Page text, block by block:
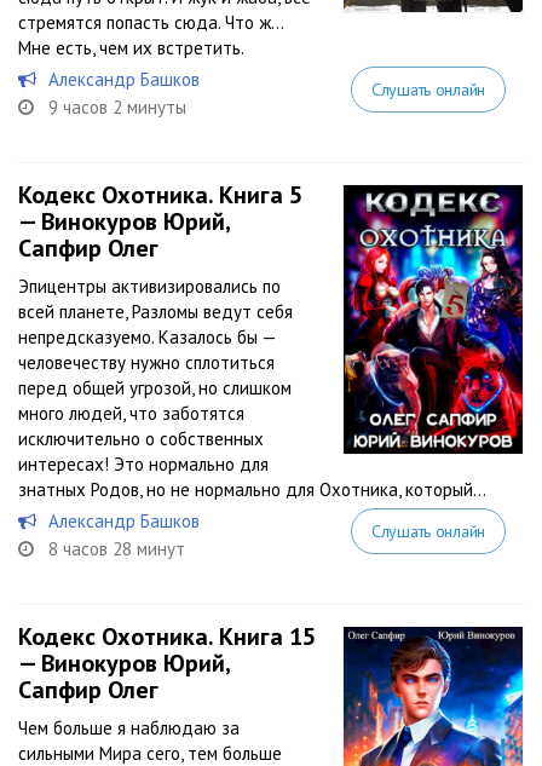
стремятся попасть сюда. Что ж…
Мне есть, чем их встретить.
Александр Башков
9 часов 2 минуты
Слушать онлайн
Кодекс Охотника. Книга 5
— Винокуров Юрий,
Сапфир Олег
Эпицентры активизировались по
всей планете, Разломы ведут себя
непредсказуемо. Казалось бы —
человечеству нужно сплотиться
перед общей угрозой, но слишком
много людей, что заботятся
исключительно о собственных
интересах! Это нормально для
знатных Родов, но не нормально для Охотника, который...
Александр Башков
8 часов 28 минут
Слушать онлайн
Кодекс Охотника. Книга 15
— Винокуров Юрий,
Сапфир Олег
Чем больше я наблюдаю за
сильными Мира сего, тем больше